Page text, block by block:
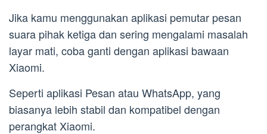
Jika kamu menggunakan aplikasi pemutar pesan
suara pihak ketiga dan sering mengalami masalah
layar mati, coba ganti dengan aplikasi bawaan
Xiaomi.
Seperti aplikasi Pesan atau WhatsApp, yang
biasanya lebih stabil dan kompatibel dengan
perangkat Xiaomi.